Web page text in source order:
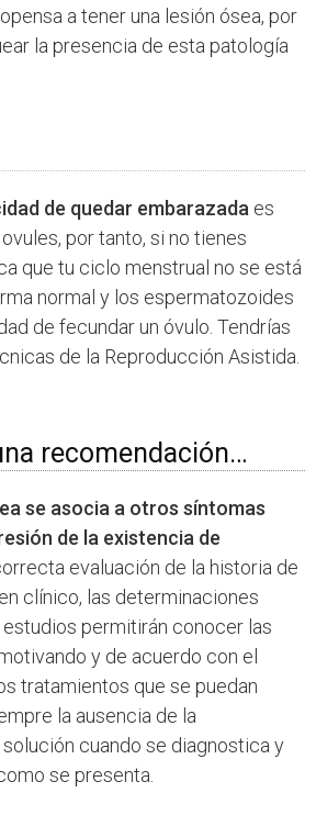
a tener una lesión ósea, por
la presencia de esta patología
de quedar embarazada es
por tanto, si no tienes
que tu ciclo menstrual no se está
normal y los espermatozoides
de fecundar un óvulo. Tendrías
de la Reproducción Asistida.
recomendación…
se asocia a otros síntomas
de la existencia de
evaluación de la historia de
clínico, las determinaciones
permitirán conocer las
y de acuerdo con el
tratamientos que se puedan
la ausencia de la
cuando se diagnostica y
se presenta.